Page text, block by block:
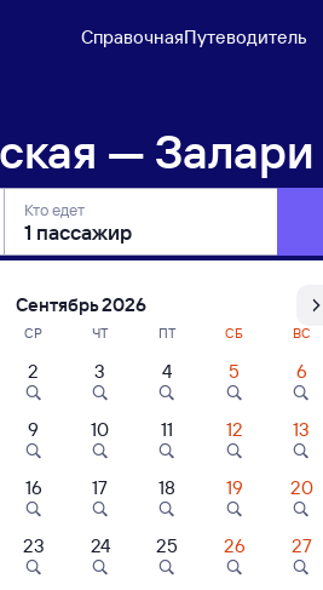
СправочнаяПутеводитель
— Залари
Кто едет
Сентябрь 2026
СР ЧТ ПТ СБ ВС
2 3 4 5 6
9 10 11 12 13
16 17 18 19 20
23 24 25 26 27